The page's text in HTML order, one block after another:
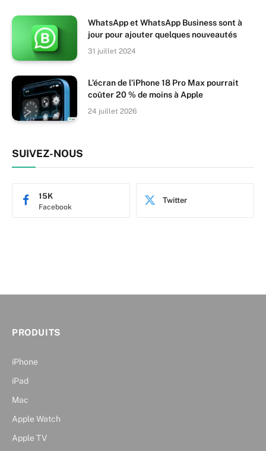
WhatsApp et WhatsApp Business sont à
jour pour ajouter quelques nouveautés
31 juillet 2024
L’écran de l’iPhone 18 Pro Max pourrait
coûter 20 % de moins à Apple
24 juillet 2026
SUIVEZ-NOUS
Facebook
15K Twitter
PRODUITS
iPhone
iPad
Mac
Apple Watch
Apple TV